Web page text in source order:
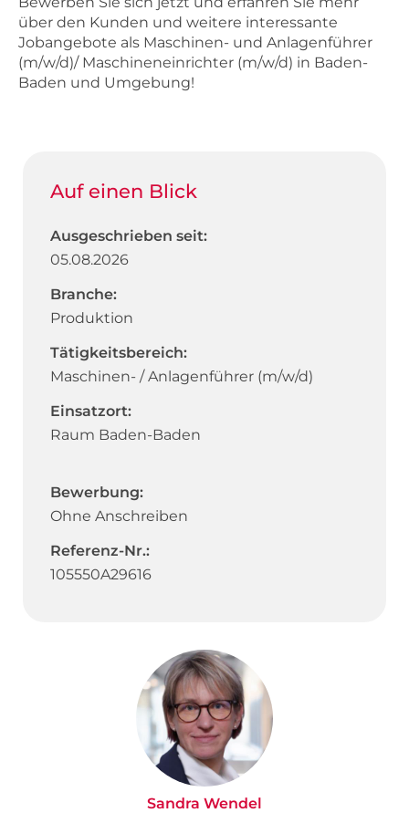
über den Kunden und weitere interessante
Jobangebote als Maschinen- und Anlagenführer
(m/w/d)/ Maschineneinrichter (m/w/d) in Baden-
Baden und Umgebung!
Auf einen Blick
Ausgeschrieben seit:
05.08.2026
Branche:
Produktion
Tätigkeitsbereich:
Maschinen- / Anlagenführer (m/w/d)
Einsatzort:
Raum Baden-Baden
Bewerbung:
Ohne Anschreiben
Referenz-Nr.:
105550A29616
Sandra Wendel